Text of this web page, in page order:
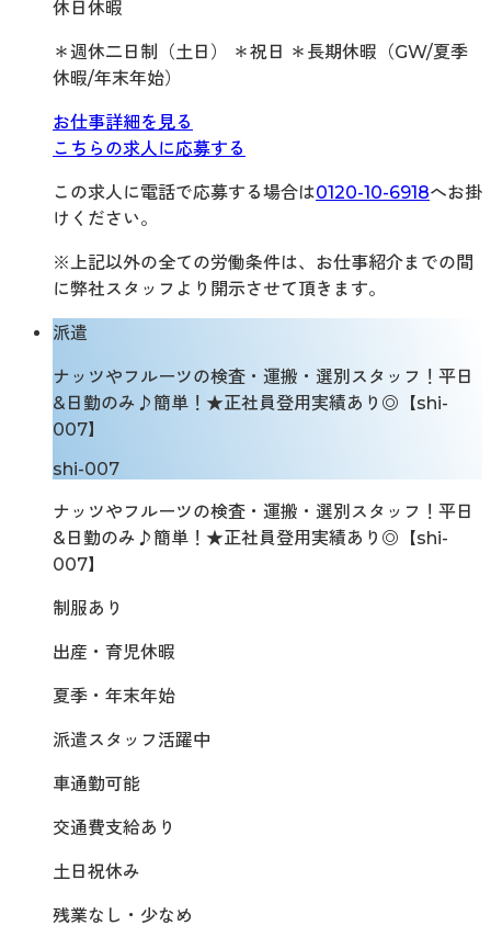
休日休暇
＊週休二日制（土日） ＊祝日 ＊長期休暇（GW/夏季
休暇/年末年始）
お仕事詳細を見る
こちらの求人に応募する
この求人に電話で応募する場合は0120-10-6918へお掛
けください。
※上記以外の全ての労働条件は、お仕事紹介までの間
に弊社スタッフより開示させて頂きます。
派遣
ナッツやフルーツの検査・運搬・選別スタッフ！平日
&日勤のみ♪簡単！★正社員登用実績あり◎【shi-
007】
shi-007
ナッツやフルーツの検査・運搬・選別スタッフ！平日
&日勤のみ♪簡単！★正社員登用実績あり◎【shi-
007】
制服あり
出産・育児休暇
夏季・年末年始
派遣スタッフ活躍中
車通勤可能
交通費支給あり
土日祝休み
残業なし・少なめ